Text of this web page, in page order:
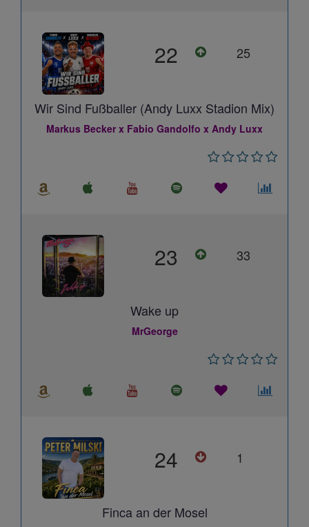
22 25
Wir Sind Fußballer (Andy Luxx Stadion Mix)
Markus Becker x Fabio Gandolfo x Andy Luxx
23 33
Wake up
MrGeorge
24 1
Finca an der Mosel